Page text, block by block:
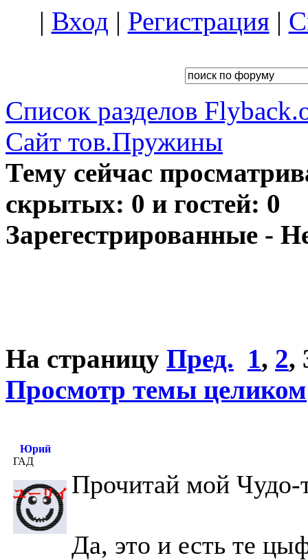
| Вход | Регистрация|
Список разделов
Сайт тов.Пружины
Тему сейчас
скрытых: 0 и гостей: 0
Зарегестрированные -
На страницу Пред. 1, 2,
Просмотр темы целиком
Юрий
ГАД
Прочитай мой Чудо-
Да, это и есть те